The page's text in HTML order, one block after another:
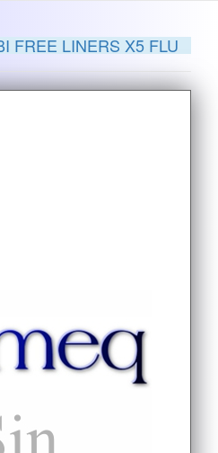
FREE LINERS X5 FLU